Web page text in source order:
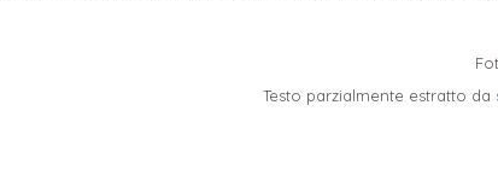
Testo parzialmente estratto da